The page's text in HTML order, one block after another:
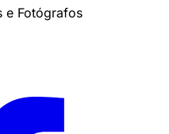
e Fotógrafos